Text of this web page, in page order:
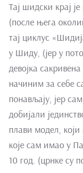
Тај шидски крај
(после њега
тај циклус
у Шиду, (јер у
девојка
начиним за себе
понављају, јер
добијали
плави модел,
које сам имао у
10 год. (црнке су